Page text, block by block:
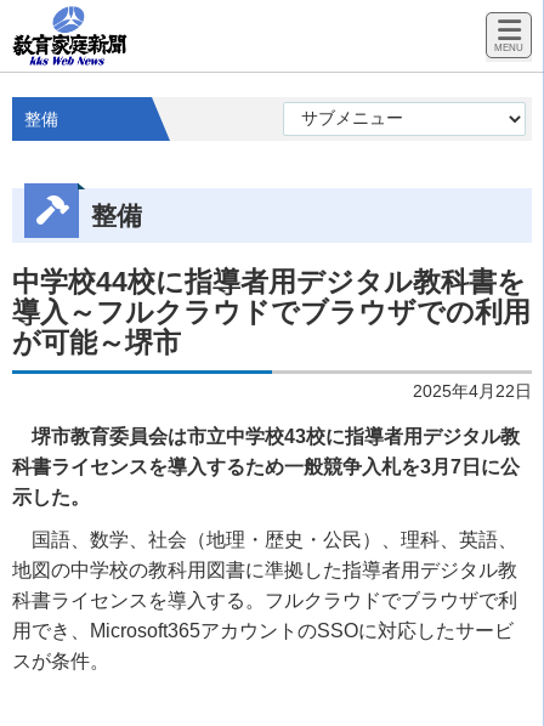
整備
整備
中学校44校に指導者用デジタル教科書を
導入～フルクラウドでブラウザでの利用
が可能～堺市
2025年4月22日
堺市教育委員会は市立中学校43校に指導者用デジタル教
科書ライセンスを導入するため一般競争入札を3月7日に公
示した。
国語、数学、社会（地理・歴史・公民）、理科、英語、
地図の中学校の教科用図書に準拠した指導者用デジタル教
科書ライセンスを導入する。フルクラウドでブラウザで利
用でき、Microsoft365アカウントのSSOに対応したサービ
スが条件。